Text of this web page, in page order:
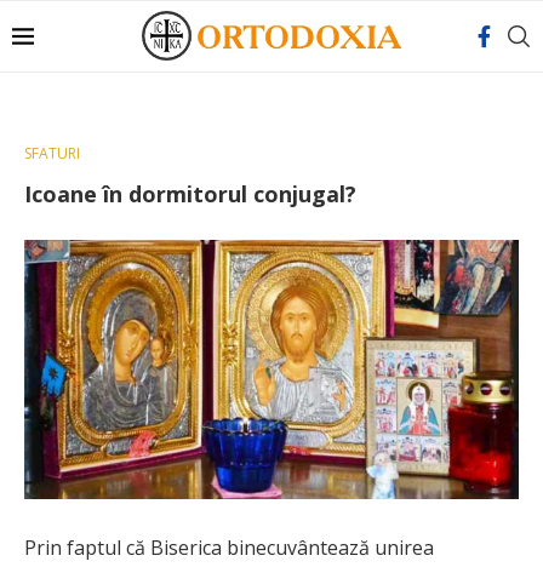
SFATURI
Icoane în dormitorul conjugal?
Prin faptul că Biserica binecuvântează unirea